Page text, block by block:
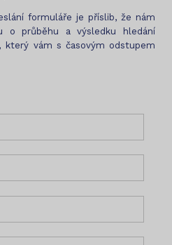
formuláře je příslib, že nám
o průběhu a výsledku hledání
který vám s časovým odstupem